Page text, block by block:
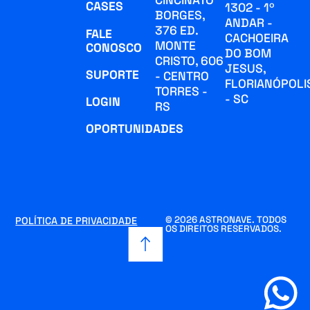
CASES
FALE
CONOSCO
SUPORTE
LOGIN
OPORTUNIDADES
BORGES,
376 ED.
MONTE
CRISTO, 606
- CENTRO
TORRES -
RS
1302 - 1º
ANDAR -
CACHOEIRA
DO BOM
JESUS,
- SC
© 2026 ASTRONAVE. TODOS
OS DIREITOS RESERVADOS.
POLÍTICA DE PRIVACIDADE